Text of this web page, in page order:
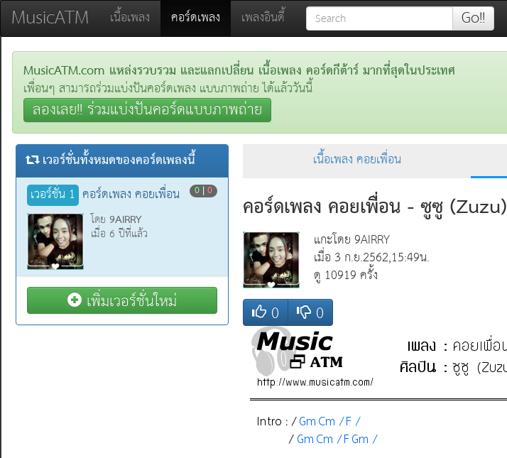
MusicATM เนื้อเพลง คอร์ดเพลง (current)
เพลงอินดี้ Go!!
MusicATM.com แหล่งรวบรวม และแลกเปลี่ยน เนื้อเพลง คอร์ดกีต้าร์ มากที่สุดในประเทศ
เพื่อนๆ สามารถร่วมแบ่งปันคอร์ดเพลง แบบภาพถ่าย ได้แล้ววันนี้
ลองเลย!! ร่วมแบ่งปันคอร์ดแบบภาพถ่าย
เนื้อเพลง คอยเพื่อน
คอร์ดเพลง คอยเพื่อน - ซูซู (Zuzu)
แกะโดย 9AIRRY
เมื่อ 3 ก.ย.2562,15:49น.
ดู 10919 ครั้ง
0 0
เวอร์ชั่นทั้งหมดของคอร์ดเพลงนี้
เวอร์ชั่น 1 คอร์ดเพลง คอยเพื่อน 0 |0
โดย 9AIRRY
เมื่อ 6 ปีที่แล้ว
เพิ่มเวอร์ชั่นใหม่